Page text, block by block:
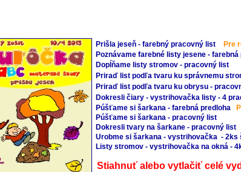
Prišla jeseň - farebný pracovný list
Pre
Poznávame farebné listy jesene -
Dopĺňame listy stromov - pracovný list
Priraď list podľa tvaru ku správnemu
Priraď list podľa tvaru ku obrysu -
Dokresli čiary - vystrihovačka listy - 4
Púšťame si šarkana - farebná predloha
Púšťame si šarkana - pracovný list
Dokresli tvary na šarkane - pracovný list
Urobme si šarkana - vystrihovačka - 2ks
Listy stromov - vystrihovačka na okná -
Stiahnuť alebo vytlačiť celé